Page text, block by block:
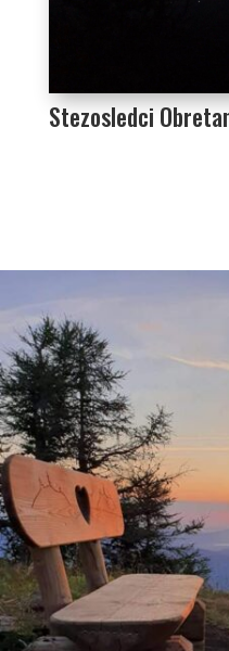
Stezosledci